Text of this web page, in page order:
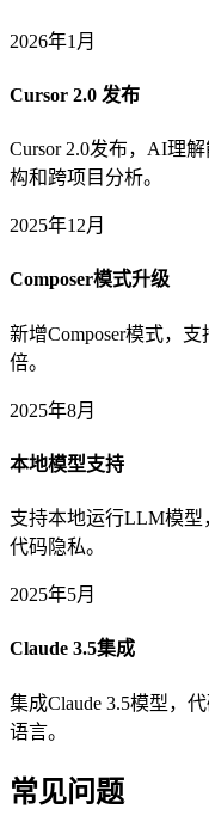
2026年1月
Cursor 2.0 发布
Cursor 2.0发布，AI理
构和跨项目分析。
2025年12月
Composer模式升级
新增Composer模式，
倍。
2025年8月
本地模型支持
支持本地运行LLM模
代码隐私。
2025年5月
Claude 3.5集成
集成Claude 3.5模型，
语言。
常见问题